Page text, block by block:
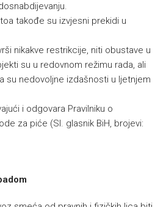
takođe su izvjesni prekidi u
nikakve restrikcije, niti obustave u
su u redovnom režimu rada, ali
su nedovoljne izdašnosti u ljetnjem
i odgovara Pravilniku o
za piće (Sl. glasnik BiH, brojevi: